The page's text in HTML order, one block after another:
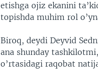
etishga ojiz ekanini
topishda muhim rol
Biroq, deydi Deyvid
ana shunday
o’rtasidagi raqobat